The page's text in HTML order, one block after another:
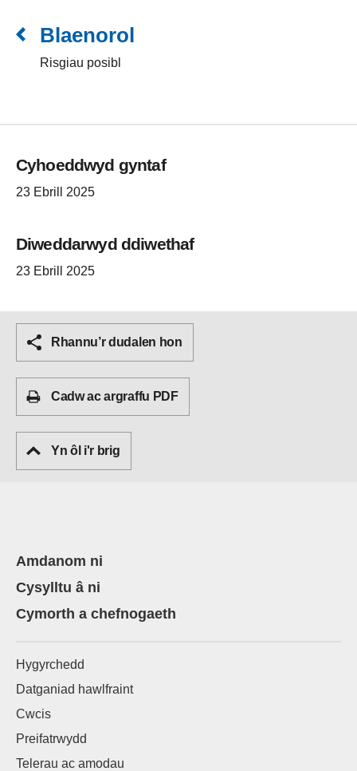
Blaenorol
Risgiau posibl
Cyhoeddwyd gyntaf
23 Ebrill 2025
Diweddarwyd ddiwethaf
23 Ebrill 2025
Rhannu’r dudalen hon
Cadw ac argraffu PDF
Yn ôl i'r brig
Amdanom ni
Cysylltu â ni
Cymorth a chefnogaeth
Hygyrchedd
Datganiad hawlfraint
Cwcis
Preifatrwydd
Telerau ac amodau